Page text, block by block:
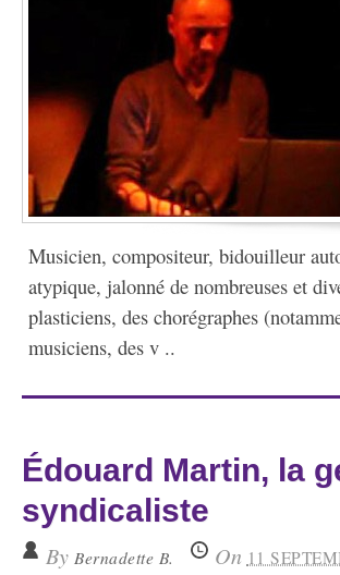
Musicien, compositeur, bidouilleur
atypique, jalonné de nombreuses et
plasticiens, des chorégraphes
musiciens, des v ..
Édouard Martin, la
syndicaliste
By Bernadette B. On 11